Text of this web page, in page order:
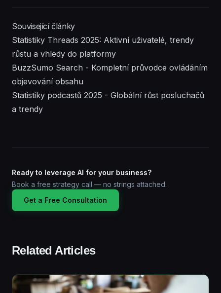
Související články
Statistiky Threads 2025: Aktivní uživatelé, trendy
růstu a vhledy do platformy
BuzzSumo Search - Kompletní průvodce ovládáním
objevování obsahu
Statistiky podcastů 2025 - Globální růst posluchačů
a trendy
Ready to leverage AI for your business?
Book a free strategy call — no strings attached.
Get a Free Consultation
Related Articles